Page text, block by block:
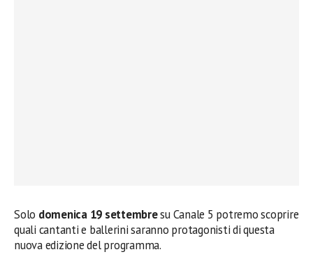
Solo domenica 19 settembresu Canale 5 potremo scoprire
quali cantanti e ballerini saranno protagonisti di questa
nuova edizione del programma.